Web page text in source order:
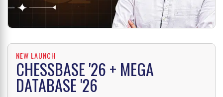
NEW LAUNCH
CHESSBASE '26 + MEGA
DATABASE '26